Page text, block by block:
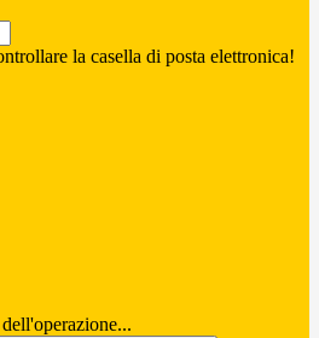
la casella di posta elettronica!